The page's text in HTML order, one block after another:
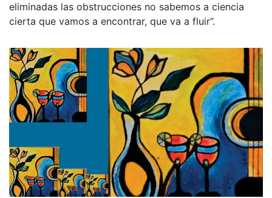
eliminadas las obstrucciones no sabemos a ciencia
cierta que vamos a encontrar, que va a fluir”.